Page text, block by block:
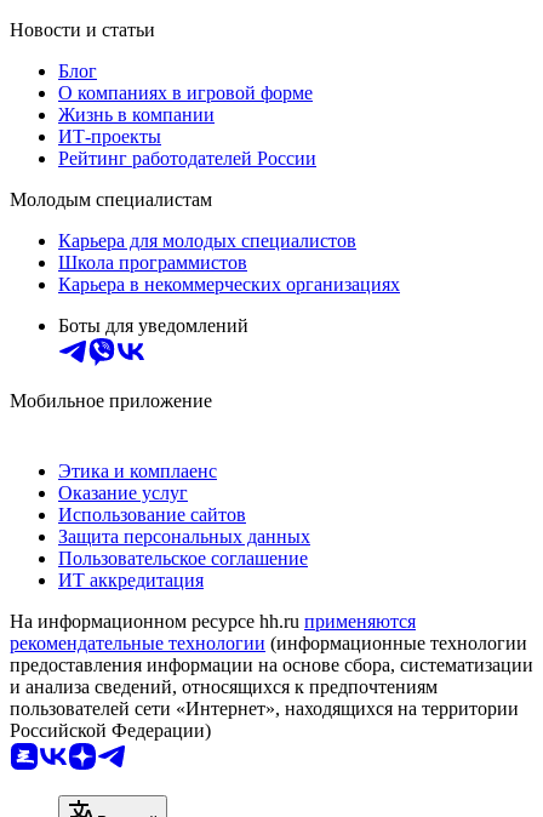
Новости и статьи
Блог
О компаниях в игровой форме
Жизнь в компании
ИТ-проекты
Рейтинг работодателей России
Молодым специалистам
Карьера для молодых специалистов
Школа программистов
Карьера в некоммерческих организациях
Боты для уведомлений
Мобильное приложение
Этика и комплаенс
Оказание услуг
Использование сайтов
Защита персональных данных
Пользовательское соглашение
ИТ аккредитация
На информационном ресурсе hh.ru применяются
рекомендательные технологии (информационные технологии
предоставления информации на основе сбора, систематизации
и анализа сведений, относящихся к предпочтениям
пользователей сети «Интернет», находящихся на территории
Российской Федерации)